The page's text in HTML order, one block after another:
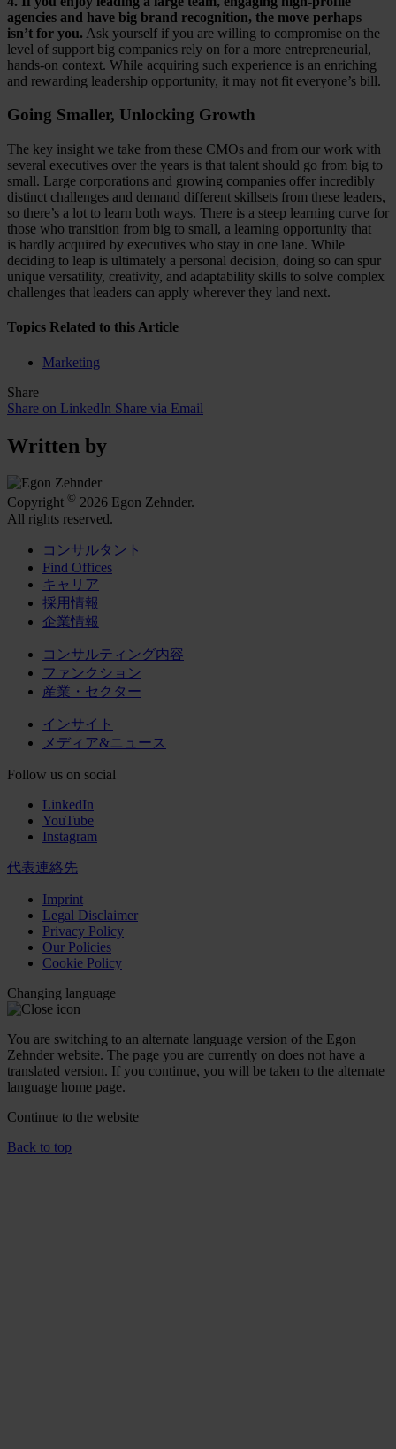
agencies and have big brand recognition, the move perhaps
isn’t for you. Ask yourself if you are willing to compromise on the
level of support big companies rely on for a more entrepreneurial,
hands-on context. While acquiring such experience is an enriching
and rewarding leadership opportunity, it may not fit everyone’s bill.
Going Smaller, Unlocking Growth
The key insight we take from these CMOs and from our work with
several executives over the years is that talent should go from big to
small. Large corporations and growing companies offer incredibly
distinct challenges and demand different skillsets from these leaders,
so there’s a lot to learn both ways. There is a steep learning curve for
those who transition from big to small, a learning opportunity that
is hardly acquired by executives who stay in one lane. While
deciding to leap is ultimately a personal decision, doing so can spur
unique versatility, creativity, and adaptability skills to solve complex
challenges that leaders can apply wherever they land next.
Topics Related to this Article
Marketing
Share
Share on LinkedIn Share via Email
Written by
Copyright © 2026 Egon Zehnder.
All rights reserved.
コンサルタント
Find Offices
キャリア
採用情報
企業情報
コンサルティング内容
ファンクション
産業・セクター
インサイト
メディア&ニュース
Follow us on social
LinkedIn
YouTube
Instagram
代表連絡先
Imprint
Legal Disclaimer
Privacy Policy
Our Policies
Cookie Policy
Changing language
You are switching to an alternate language version of the Egon
Zehnder website. The page you are currently on does not have a
translated version. If you continue, you will be taken to the alternate
language home page.
Continue to the website
Back to top